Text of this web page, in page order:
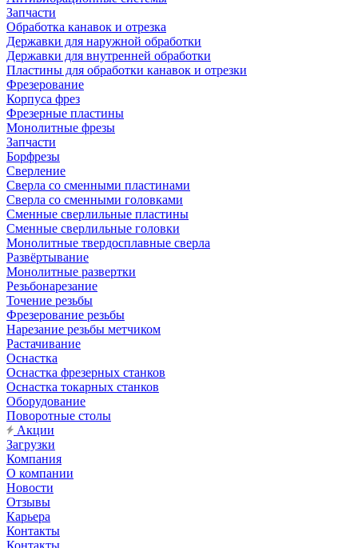
Запчасти
Обработка канавок и отрезка
Державки для наружной обработки
Державки для внутренней обработки
Пластины для обработки канавок и отрезки
Фрезерование
Корпуса фрез
Фрезерные пластины
Монолитные фрезы
Запчасти
Борфрезы
Сверление
Сверла со сменными пластинами
Сверла со сменными головками
Сменные сверлильные пластины
Сменные сверлильные головки
Монолитные твердосплавные сверла
Развёртывание
Монолитные развертки
Резьбонарезание
Точение резьбы
Фрезерование резьбы
Нарезание резьбы метчиком
Растачивание
Оснастка
Оснастка фрезерных станков
Оснастка токарных станков
Оборудование
Поворотные столы
Акции
Загрузки
Компания
О компании
Новости
Отзывы
Карьера
Контакты
Контакты